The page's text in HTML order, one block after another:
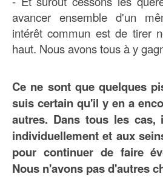
avancer ensemble d'un
intérêt commun est de tirer
haut. Nous avons tous à y
Ce ne sont que quelques
suis certain qu'il y en a
autres. Dans tous les
individuellement et aux
pour continuer de faire
Nous n'avons pas d'autres